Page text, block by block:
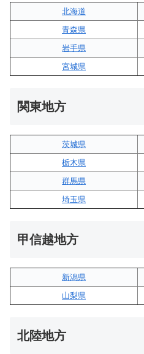
北海道
青森県
岩手県
宮城県
関東地方
茨城県
栃木県
群馬県
埼玉県
甲信越地方
新潟県
山梨県
北陸地方